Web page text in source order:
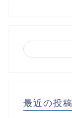
最近の投稿